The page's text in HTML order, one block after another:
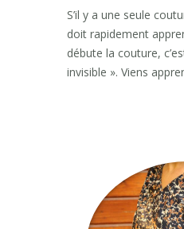
S’il y a une seule
doit rapidement
débute la couture,
invisible ». Viens